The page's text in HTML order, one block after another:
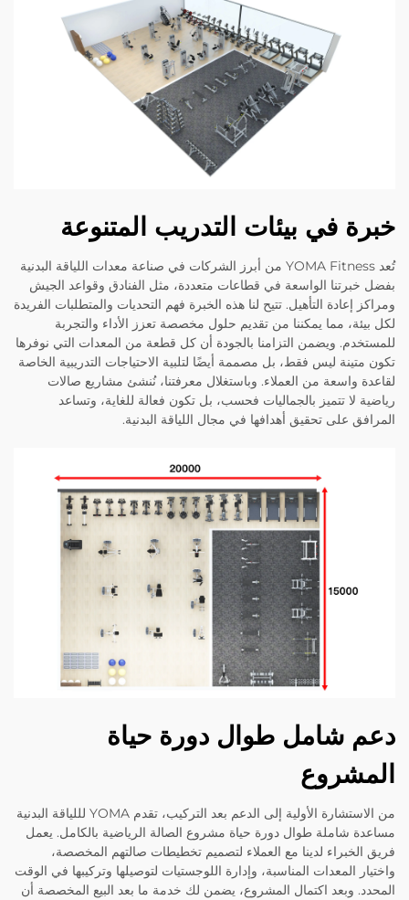
خبرة في بيئات التدريب المتنوعة
تُعد YOMA Fitness من أبرز الشركات في صناعة معدات اللياقة البدنية
بفضل خبرتنا الواسعة في قطاعات متعددة، مثل الفنادق وقواعد الجيش
ومراكز إعادة التأهيل. تتيح لنا هذه الخبرة فهم التحديات والمتطلبات الفريدة
لكل بيئة، مما يمكننا من تقديم حلول مخصصة تعزز الأداء والتجربة
للمستخدم. ويضمن التزامنا بالجودة أن كل قطعة من المعدات التي نوفرها
تكون متينة ليس فقط، بل مصممة أيضًا لتلبية الاحتياجات التدريبية الخاصة
لقاعدة واسعة من العملاء. وباستغلال معرفتنا، نُنشئ مشاريع صالات
رياضية لا تتميز بالجماليات فحسب، بل تكون فعالة للغاية، وتساعد
المرافق على تحقيق أهدافها في مجال اللياقة البدنية.
دعم شامل طوال دورة حياة
المشروع
من الاستشارة الأولية إلى الدعم بعد التركيب، تقدم YOMA لللياقة البدنية
مساعدة شاملة طوال دورة حياة مشروع الصالة الرياضية بالكامل. يعمل
فريق الخبراء لدينا مع العملاء لتصميم تخطيطات صالتهم المخصصة،
واختيار المعدات المناسبة، وإدارة اللوجستيات لتوصيلها وتركيبها في الوقت
المحدد. وبعد اكتمال المشروع، يضمن لك خدمة ما بعد البيع المخصصة أن